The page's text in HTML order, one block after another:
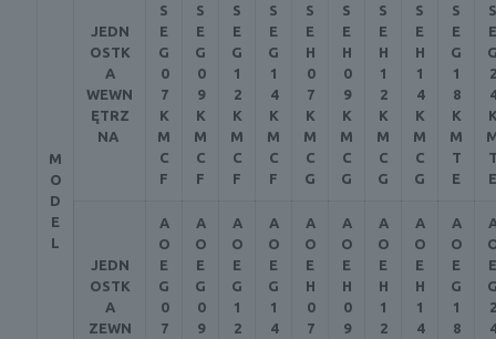
M
O
D
E
L
JEDN
OSTK
A
WEWN
ĘTRZ
NA
S
E
G
0
7
K
M
C
F
S
E
G
0
9
K
M
C
F
S
E
G
1
2
K
M
C
F
S
E
G
1
4
K
M
C
F
S
E
H
0
7
K
M
C
G
S
E
H
0
9
K
M
C
G
S
E
H
1
2
K
M
C
G
S
E
H
1
4
K
M
C
G
S
E
G
1
8
K
M
T
E
S
E
2
4
E
JEDN
OSTK
A
ZEWN
A
O
E
G
0
7
A
O
E
G
0
9
A
O
E
G
1
2
A
O
E
G
1
4
A
O
E
H
0
7
A
O
E
H
0
9
A
O
E
H
1
2
A
O
E
H
1
4
A
O
E
G
1
8
E
2
4